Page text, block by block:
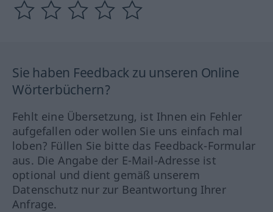
Sie haben Feedback zu unseren Online
Wörterbüchern?
Fehlt eine Übersetzung, ist Ihnen ein Fehler
aufgefallen oder wollen Sie uns einfach mal
loben? Füllen Sie bitte das Feedback-Formular
aus. Die Angabe der E-Mail-Adresse ist
optional und dient gemäß unserem
Datenschutz nur zur Beantwortung Ihrer
Anfrage.